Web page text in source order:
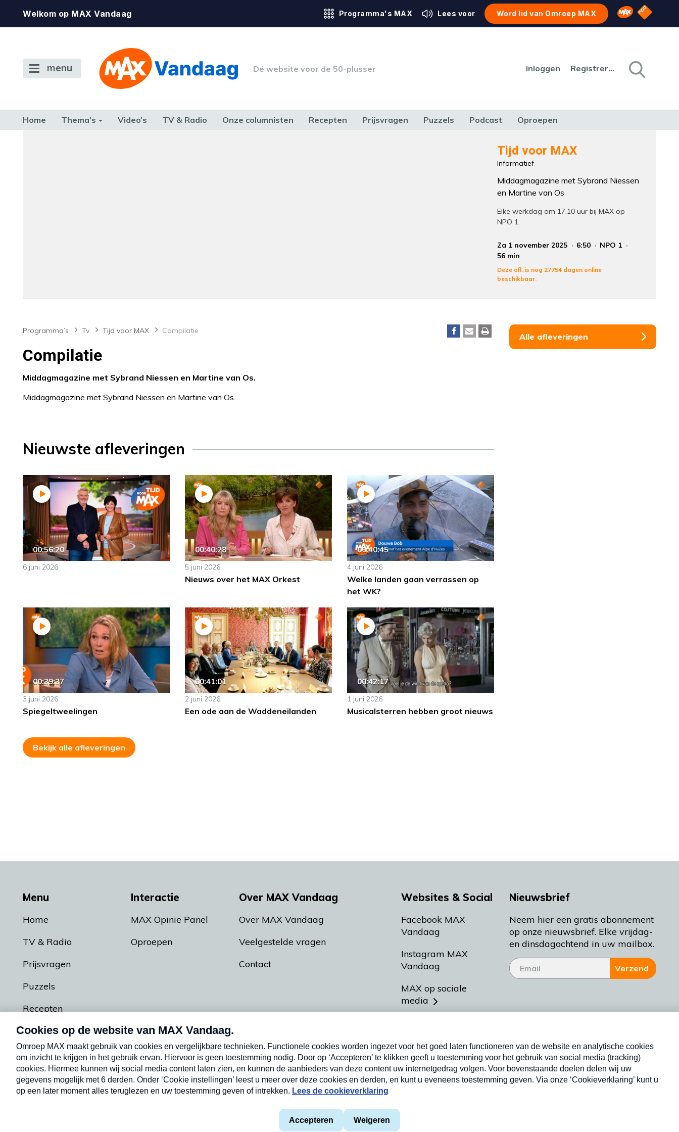
Welkom op MAX Vandaag Programma's MAX Lees voor Word lid van Omroep MAX Omroep MAX
NPO
menu Dé website voor de 50-plusser Inloggen Registreren
Home Thema’s Video’s TV & Radio Onze columnisten Recepten Prijsvragen Puzzels Podcast Oproepen
Tijd voor MAX
Informatief
Middagmagazine met Sybrand Niessen
en Martine van Os
Elke werkdag om 17.10 uur bij MAX op
NPO 1.
Za 1 november 2025 6:50
NPO 1
56 min
Deze afl. is nog 27754 dagen online
beschikbaar.
Programma’s Tv Tijd voor MAX Compilatie
Compilatie
Middagmagazine met Sybrand Niessen en Martine van Os.
Middagmagazine met Sybrand Niessen en Martine van Os.
Nieuwste afleveringen
00:56:20
6 juni 2026
00:40:28
5 juni 2026
Nieuws over het MAX Orkest
00:40:45
4 juni 2026
Welke landen gaan verrassen op
het WK?
00:39:37
3 juni 2026
Spiegeltweelingen
00:41:01
2 juni 2026
Een ode aan de Waddeneilanden
00:42:17
1 juni 2026
Musicalsterren hebben groot nieuws
Bekijk alle afleveringen
Alle afleveringen
Menu
Home
TV & Radio
Prijsvragen
Puzzels
Recepten
Podcasts
Interactie
MAX Opinie Panel
Oproepen
Over MAX Vandaag
Over MAX Vandaag
Veelgestelde vragen
Contact
Websites & Social
Facebook MAX
Vandaag
Instagram MAX
Vandaag
MAX op sociale
media
Meldpunt Actueel
Heel Holland Bakt
Nieuwsbrief
Neem hier een gratis abonnement
op onze nieuwsbrief. Elke vrijdag-
en dinsdagochtend in uw mailbox.
Verzend
Privacyverklaring Cookieverklaring
Nieuwsbrief
Neem hier een gratis abonnement op onze